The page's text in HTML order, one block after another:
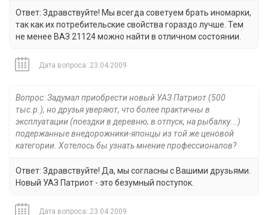
Ответ: Здравствуйте! Мы всегда советуем брать иномарки,
так как их потребительские свойства гораздо лучше. Тем
не менее ВАЗ 21124 можно найти в отличном состоянии.
Дата вопроса: 23.04.2009
Вопрос: Задумал приобрести новый УАЗ Патриот (500
тыс.р.), но друзья уверяют, что более практичны в
эксплуатации (поездки в деревню, в отпуск, на рыбалку...)
подержанные внедорожники-японцы из той же ценовой
категории. Хотелось бы узнать мнение профессионалов?
Ответ: Здравствуйте! Да, мы согласны с Вашими друзьями.
Новый УАЗ Патриот - это безумный поступок.
Дата вопроса: 23.04.2009